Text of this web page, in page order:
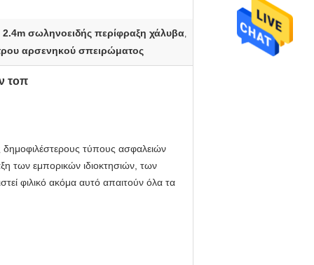
σωληνοειδής περίφραξη χάλυβα,
αρσενηκού σπειρώματος
τοπ
τύπους ασφαλειών
των εμπορικών ιδιοκτησιών, των
φιλικό ακόμα αυτό απαιτούν όλα τα